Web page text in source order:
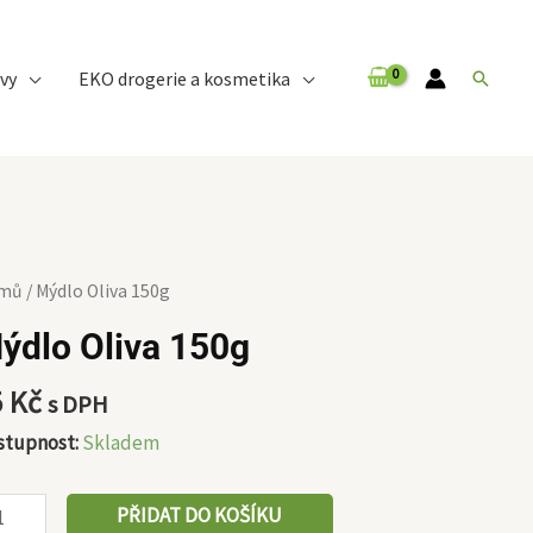
EKO drogerie a kosmetika Hledat
/ Mýdlo Oliva 150g
Oliva 150g
Kčs DPH
Skladem
PŘIDAT DO KOŠÍKU